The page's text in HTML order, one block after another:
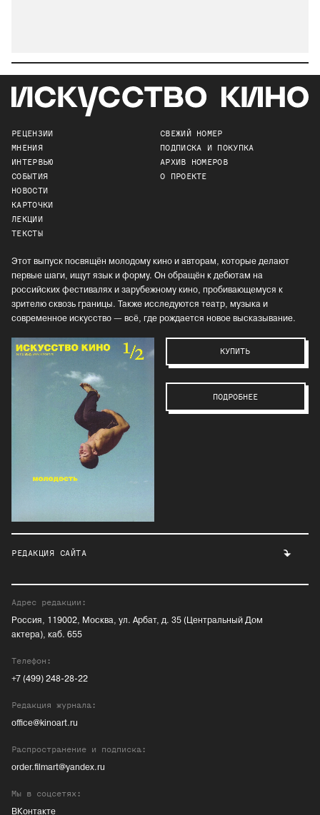
РЕЦЕНЗИИ
МНЕНИЯ
ИНТЕРВЬЮ
СОБЫТИЯ
НОВОСТИ
КАРТОЧКИ
ЛЕКЦИИ
ТЕКСТЫ
СВЕЖИЙ НОМЕР
ПОДПИСКА И ПОКУПКА
АРХИВ НОМЕРОВ
О ПРОЕКТЕ
Этот выпуск посвящён молодому кино и авторам, которые делают
первые шаги, ищут язык и форму. Он обращён к дебютам на
российских фестивалях и зарубежному кино, пробивающемуся к
зрителю сквозь границы. Также исследуются театр, музыка и
современное искусство — всё, где рождается новое высказывание.
КУПИТЬ
ПОДРОБНЕЕ
РЕДАКЦИЯ САЙТА
Адрес редакции:
Россия, 119002, Москва, ул. Арбат, д. 35 (Центральный Дом
актера), каб. 655
Телефон:
+7 (499) 248-28-22
Редакция журнала:
office@kinoart.ru
Распространение и подписка:
order.filmart@yandex.ru
Мы в соцсетях:
ВКонтакте